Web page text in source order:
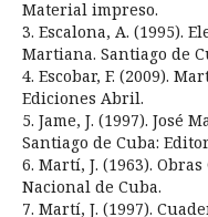
Material impreso.
3. Escalona, A. (1995).
Martiana. Santiago de
4. Escobar, F. (2009).
Ediciones Abril.
5. Jame, J. (1997).
Santiago de Cuba:
6. Martí, J. (1963).
Nacional de Cuba.
7. Martí, J. (1997).